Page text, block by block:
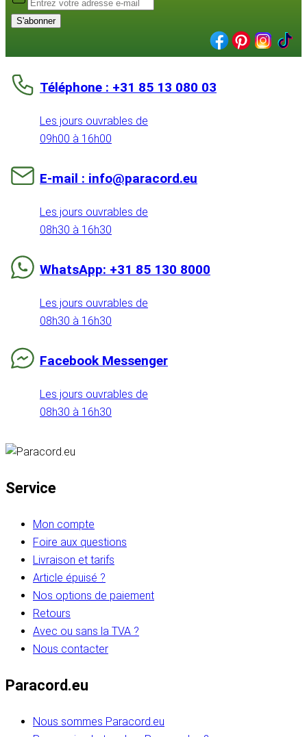
S'abonner
Téléphone : +31 85 13 080 03
Les jours ouvrables de
09h00 à 16h00
E-mail : info@paracord.eu
Les jours ouvrables de
08h30 à 16h30
WhatsApp: +31 85 130 8000
Les jours ouvrables de
08h30 à 16h30
Facebook Messenger
Les jours ouvrables de
08h30 à 16h30
Service
Mon compte
Foire aux questions
Livraison et tarifs
Article épuisé ?
Nos options de paiement
Retours
Avec ou sans la TVA ?
Nous contacter
Paracord.eu
Nous sommes Paracord.eu